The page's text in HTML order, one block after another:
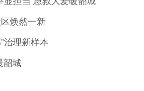
焕然一新
治理新样本
韶城